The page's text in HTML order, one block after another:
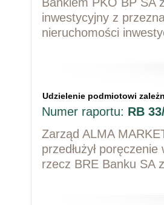
inwestycyjny z
nieruchomości
Udzielenie podmiotowi
Numer raportu: RB
Zarząd ALMA
przedłużył
rzecz BRE Banku SA